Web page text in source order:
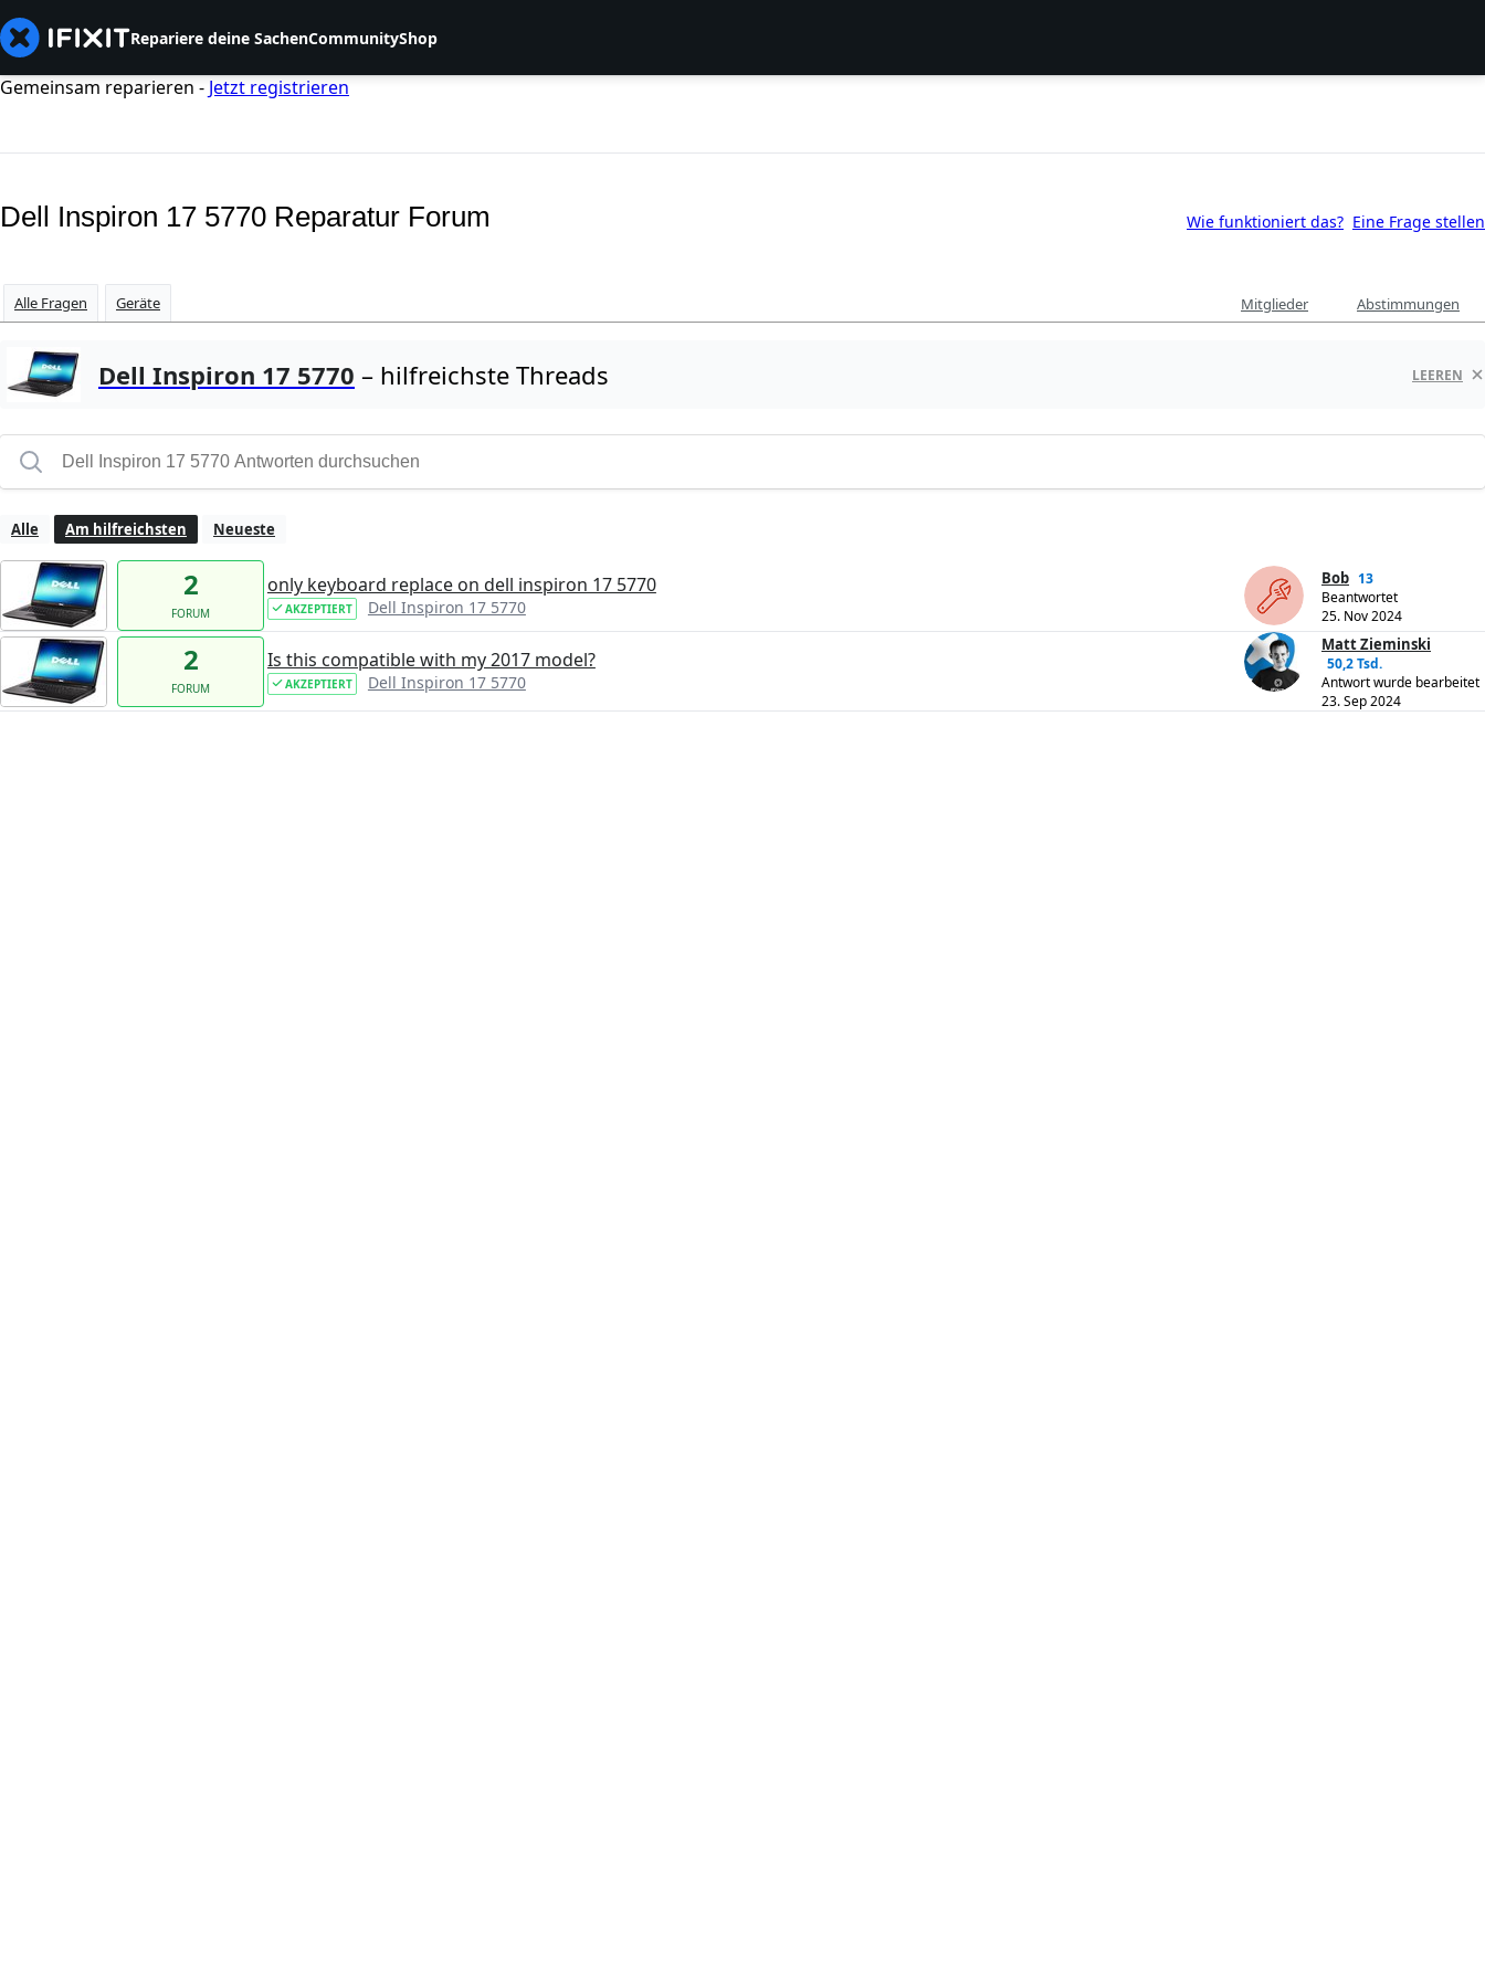
Repariere deine SachenCommunityShop
Gemeinsam reparieren - Jetzt registrieren
Dell Inspiron 17 5770 Reparatur Forum Wie funktioniert das? Eine Frage stellen
Alle Fragen Geräte Mitglieder Abstimmungen
Dell Inspiron 17 5770 – hilfreichste Threads LEEREN
Alle Am hilfreichsten Neueste
2
FORUM
only keyboard replace on dell inspiron 17 5770
AKZEPTIERT Dell Inspiron 17 5770
Bob 13
Beantwortet
25. Nov 2024
2
FORUM
Is this compatible with my 2017 model?
AKZEPTIERT Dell Inspiron 17 5770
Matt Zieminski
50,2 Tsd.
Antwort wurde bearbeitet
23. Sep 2024